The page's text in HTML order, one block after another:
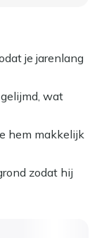
je jarenlang
wat
hem makkelijk
zodat hij